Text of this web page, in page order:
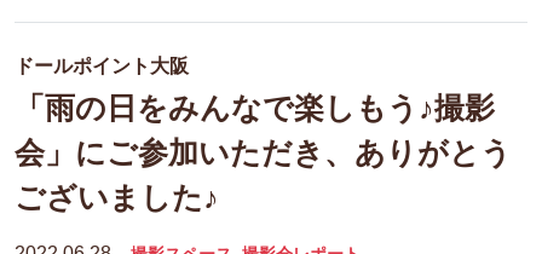
ドールポイント大阪
「雨の日をみんなで楽しもう♪撮影
会」にご参加いただき、ありがとう
ございました♪